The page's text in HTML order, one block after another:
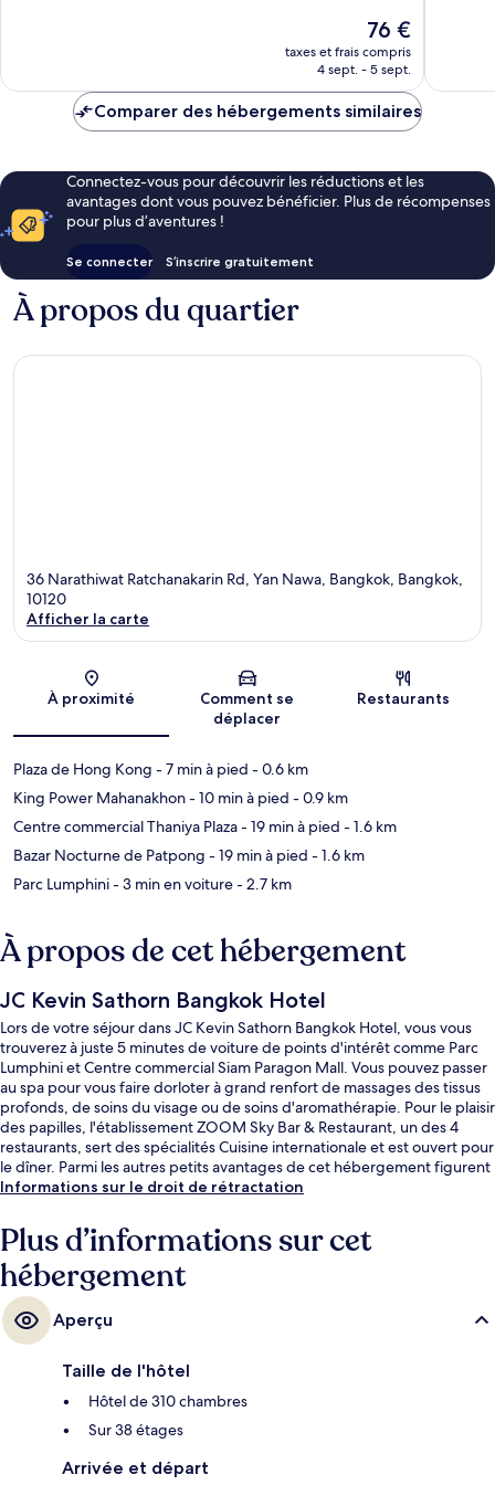
Le
nouveau
prix
de
76 €
taxes et frais compris
4 sept. - 5 sept.
Comparer des hébergements similaires
Connectez-vous pour découvrir les réductions et les
avantages dont vous pouvez bénéficier. Plus de récompenses
pour plus d’aventures !
Se connecter S’inscrire gratuitement
À propos du quartier
36 Narathiwat Ratchanakarin Rd, Yan Nawa, Bangkok, Bangkok,
10120
Afficher la carte
À proximité
Comment se
déplacer
Restaurants
Plaza de Hong Kong - 7 min à pied - 0.6 km
King Power Mahanakhon- 10 min à pied - 0.9 km
Centre commercial Thaniya Plaza- 19 min à pied - 1.6 km
Bazar Nocturne de Patpong - 19 min à pied - 1.6 km
Parc Lumphini- 3 min en voiture- 2.7 km
À propos de cet hébergement
JC Kevin Sathorn Bangkok Hotel
Lors de votre séjour dans JC Kevin Sathorn Bangkok Hotel, vous vous
trouverez à juste 5 minutes de voiture de points d'intérêt comme Parc
Lumphini et Centre commercial Siam Paragon Mall. Vous pouvez passer
au spa pour vous faire dorloter à grand renfort de massages des tissus
profonds, de soins du visage ou de soins d'aromathérapie. Pour le plaisir
des papilles, l'établissement ZOOM Sky Bar & Restaurant, un des 4
restaurants, sert des spécialités Cuisine internationale et est ouvert pour
le dîner. Parmi les autres petits avantages de cet hébergement figurent
3 bars/lounges, une piscine extérieure et un bar en bord de piscine. Les
rafraîchissante et le personnel attentionné. L'hébergement se situe à
une très courte distance à pied des transports publics : Arrêt de bus
BRT Sathorn se trouve à 10 min et Arrêt de bus BRT Technic Krungthep,
à 11 min.
Informations sur le droit de rétractation
Plus d’informations sur cet
hébergement
Aperçu
Taille de l'hôtel
Hôtel de 310 chambres
Sur 38 étages
Arrivée et départ